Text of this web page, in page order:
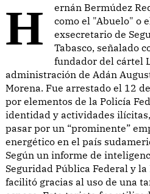
Hernán Bermúdez Requena, también conocido
como el "Abuelo" o
exsecretario de
Tabasco, señalado
fundador del cártel
administración de Adán
Morena. Fue arrestado el 12
por elementos de la Policía
identidad y actividades
pasar por un “prominente”
energético en el país
Según un informe de
Seguridad Pública Federal y
facilitó gracias al uso de una